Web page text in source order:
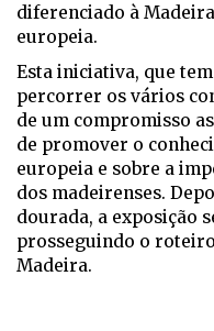
diferenciado à
europeia.
Esta iniciativa, que
percorrer os vários
de um compromisso
de promover o
europeia e sobre a
dos madeirenses.
dourada, a exposição
prosseguindo o
Madeira.